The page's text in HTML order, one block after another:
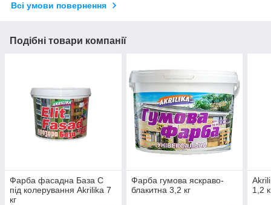
Всі умови повернення
Подібні товари компанії
Фарба фасадна База С
під колерування Akrilika 7
кг
Фарба гумова яскраво-
блакитна 3,2 кг
1,2